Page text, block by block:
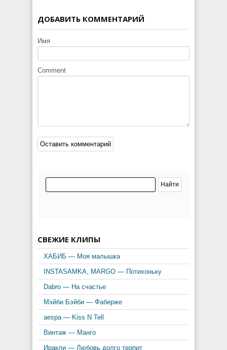
ДОБАВИТЬ КОММЕНТАРИЙ
Имя
Comment
СВЕЖИЕ КЛИПЫ
ХАБИБ — Моя малышка
INSTASAMKA, MARGO — Потихоньку
Dabro — На счастье
Мэйби Бэйби — Фаберже
aespa — Kiss N Tell
Винтаж — Манго
Иракли — Любовь долго терпит